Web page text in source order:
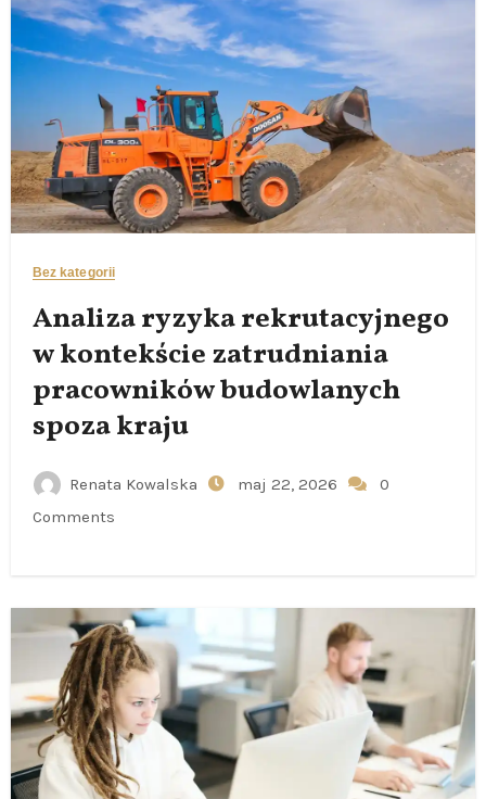
Bez kategorii
Analiza ryzyka rekrutacyjnego
w kontekście zatrudniania
pracowników budowlanych
spoza kraju
Renata Kowalska maj 22, 2026
0
Comments